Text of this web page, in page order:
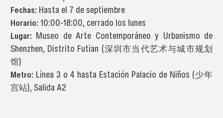
Fechas: Hasta el 7 de septiembre
Horario: 10:00-18:00, cerrado los lunes
Lugar: Museo de Arte Contemporáneo y Urbanismo de
Shenzhen, Distrito Futian (深圳市当代艺术与城市规划
馆)
Metro: Línea 3 o 4 hasta Estación Palacio de Niños (少年
宫站), Salida A2